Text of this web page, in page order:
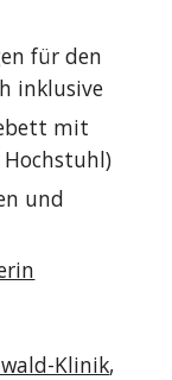
für den
inklusive
mit
Hochstuhl)
und
Klinik,